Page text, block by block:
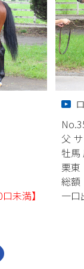
未満】
父
牡馬
栗東
総額
一